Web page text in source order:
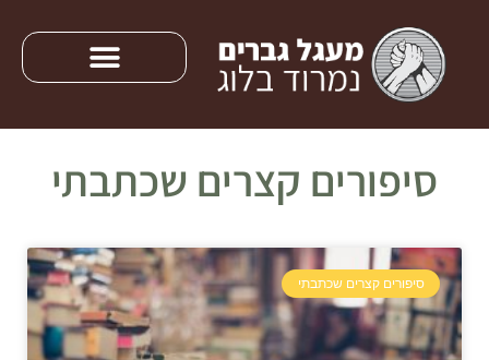
סיפורים קצרים שכתבתי
סיפורים קצרים שכתבתי